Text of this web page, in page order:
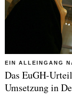
EIN ALLEINGANG
Das EuGH-
Umsetzung in